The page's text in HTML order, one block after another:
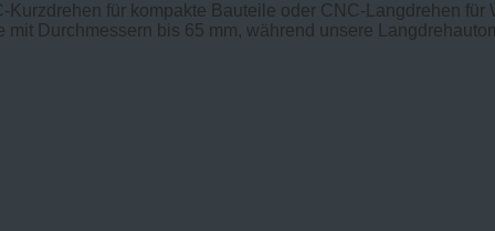
für kompakte Bauteile oder CNC-Langdrehen
Durchmessern bis 65 mm, während unsere